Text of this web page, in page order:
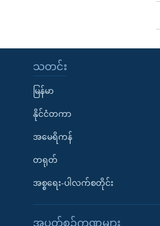
သတင်း
မြန်မာ
နိုင်ငံတကာ
အမေရိကန်
တရုတ်
အစ္စရေး-ပါလက်စတိုင်း
အပတ်စဉ်ကဏ္ဍများ